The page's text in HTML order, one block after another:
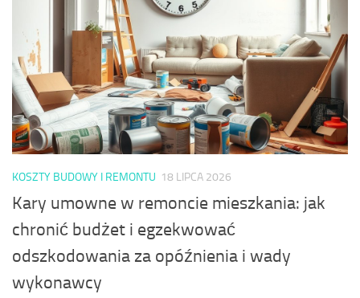
KOSZTY BUDOWY I REMONTU 18 LIPCA 2026
Kary umowne w remoncie mieszkania: jak
chronić budżet i egzekwować
odszkodowania za opóźnienia i wady
wykonawcy